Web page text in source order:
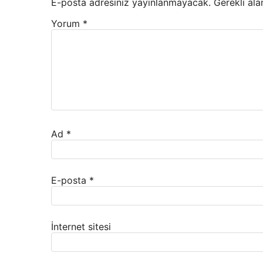
Yorum *
Ad *
E-posta *
İnternet sitesi